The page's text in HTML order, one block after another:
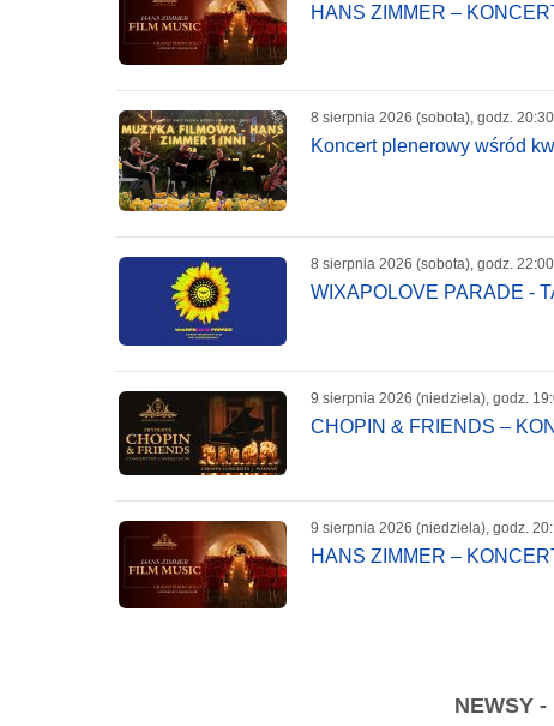
HANS ZIMMER –
8 sierpnia 2026 (sobota), godz. 20:30
Koncert plenerowy wśród
8 sierpnia 2026 (sobota), godz. 22:00
WIXAPOLOVE PARADE -
9 sierpnia 2026 (niedziela), godz.
CHOPIN & FRIENDS –
9 sierpnia 2026 (niedziela), godz.
HANS ZIMMER –
NEWSY